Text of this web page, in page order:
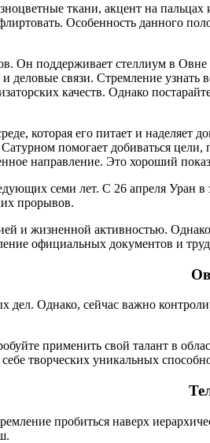
ткани, акцент на
Особенность данного
Он поддерживает стеллиум в
и деловые связи. Стремление
качеств. Однако
которая его питает и
помогает добиваться
направление. Это хороший
семи лет. С 26 апреля Уран в
прорывов.
и жизненной активностью.
официальных документов и
дел. Однако, сейчас важно
применить свой талант в
творческих уникальных
пробиться наверх